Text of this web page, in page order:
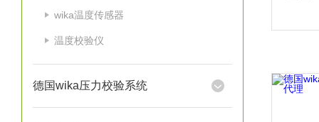
wika温度传感器
温度校验仪
德国wika压力校验系统
根堡